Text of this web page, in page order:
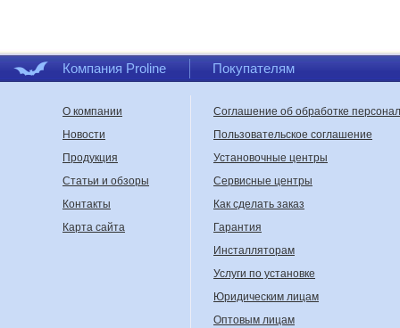
Компания Proline Покупателям
О компании
Новости
Продукция
Статьи и обзоры
Контакты
Карта сайта
Соглашение об обработке
Пользовательское соглашение
Установочные центры
Сервисные центры
Как сделать заказ
Гарантия
Инсталляторам
Услуги по установке
Юридическим лицам
Оптовым лицам